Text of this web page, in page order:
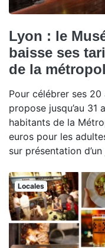
Lyon : le
baisse ses
de la
Pour célébrer ses 20
propose jusqu’au
habitants de la
euros pour les
sur présentation
Locales